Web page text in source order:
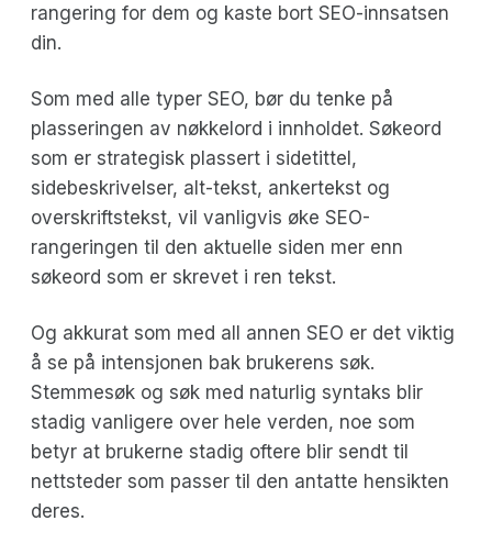
rangering for dem og kaste bort SEO-innsatsen
din.
Som med alle typer SEO, bør du tenke på
plasseringen av nøkkelord i innholdet. Søkeord
som er strategisk plassert i sidetittel,
sidebeskrivelser, alt-tekst, ankertekst og
overskriftstekst, vil vanligvis øke SEO-
rangeringen til den aktuelle siden mer enn
søkeord som er skrevet i ren tekst.
Og akkurat som med all annen SEO er det viktig
å se på intensjonen bak brukerens søk.
Stemmesøk og søk med naturlig syntaks blir
stadig vanligere over hele verden, noe som
betyr at brukerne stadig oftere blir sendt til
nettsteder som passer til den antatte hensikten
deres.